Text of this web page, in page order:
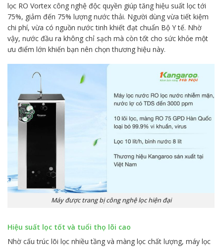
lọc RO Vortex công nghệ độc quyền giúp tăng hiệu suất lọc tới
75%, giảm đến 75% lượng nước thải. Người dùng vừa tiết kiệm
chi phí, vừa có nguồn nước tinh khiết đạt chuẩn Bộ Y tế. Nhờ
vậy, nước đầu ra không chỉ sạch mà còn tốt cho sức khỏe một
ưu điểm lớn khiến bạn nên chọn thương hiệu này.
Máy được trang bị công nghệ lọc hiện đại
Hiệu suất lọc tốt và tuổi thọ lõi cao
Nhờ cấu trúc lõi lọc nhiều tầng và màng lọc chất lượng, máy lọc